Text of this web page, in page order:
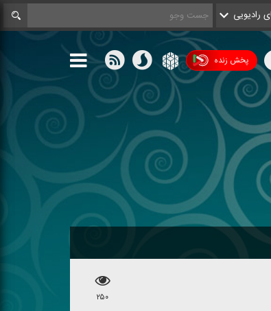
رادیویی
پخش زنده
۲۵۰